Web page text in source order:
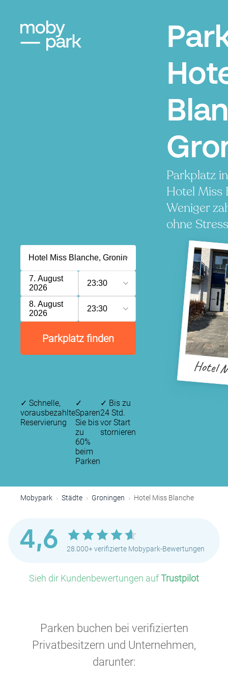
Parkplatz
Hotel Miss
Weniger
ohne
7. August
2026
23:30
8. August
2026
23:30
Parkplatz finden
Hotel
✓ Schnelle,
vorausbezahlte
Reservierung
✓
Sparen
Sie bis
zu
60%
beim
Parken
✓ Bis zu
24 Std.
vor Start
stornieren
Mobypark Städte Groningen Hotel Miss Blanche
4,6 28.000+ verifizierte Mobypark-Bewertungen
Sieh dir Kundenbewertungen aufTrustpilot
Parken buchen bei verifizierten
Privatbesitzern und Unternehmen,
darunter: